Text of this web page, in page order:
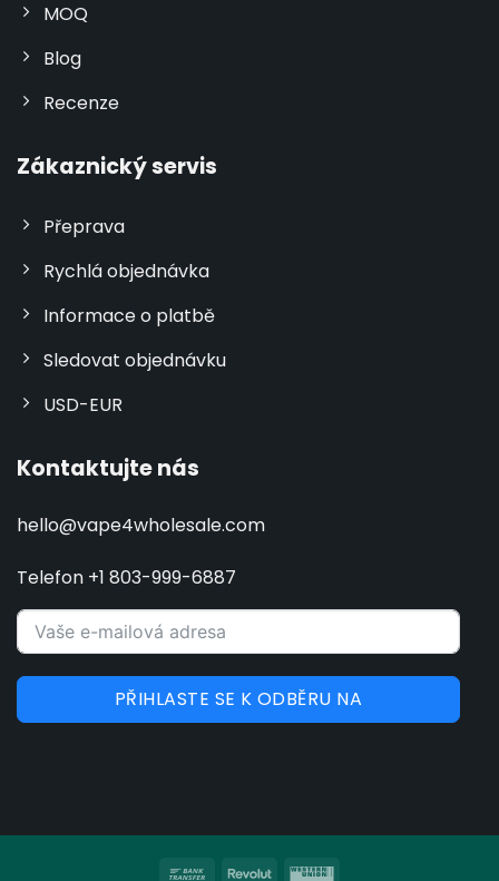
MOQ
Blog
Recenze
Zákaznický servis
Přeprava
Rychlá objednávka
Informace o platbě
Sledovat objednávku
USD-EUR
Kontaktujte nás
hello@vape4wholesale.com
Telefon +1 803-999-6887
PŘIHLASTE SE K ODBĚRU NA
BankovníRevolutWestern